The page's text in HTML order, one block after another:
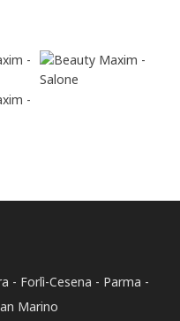
Forlì-Cesena
Parma
Marino